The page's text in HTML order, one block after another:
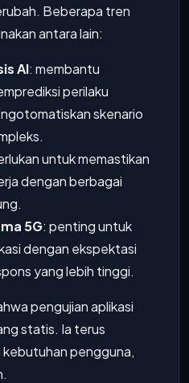
Beberapa tren
antara lain:
AI: membantu
perilaku
skenario
untuk memastikan
dengan berbagai
5G: penting untuk
dengan ekspektasi
yang lebih tinggi.
pengujian aplikasi
statis. Ia terus
pengguna,